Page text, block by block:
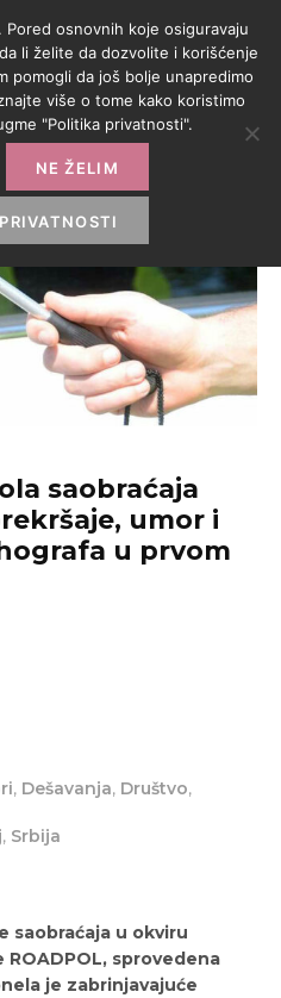
saobraćaja
umor i
u prvom
, Dešavanja, Društvo,
, Srbija
saobraćaja u okviru
sprovedena
je zabrinjavajuće
osnovnih koje osiguravaju
li želite da dozvolite i korišćenje
pomogli da još bolje unapredimo
više o tome kako koristimo
"Politika privatnosti".
NE ŽELIM